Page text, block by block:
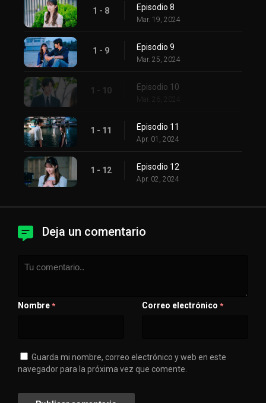
1 - 8 Episodio 8
Mar. 19, 2024
1 - 9 Episodio 9
Mar. 25, 2024
1 - 10 Episodio 10
Mar. 26, 2024
1 - 11 Episodio 11
Apr. 01, 2024
1 - 12 Episodio 12
Apr. 02, 2024
Deja un comentario
Nombre * Correo electrónico *
Guarda mi nombre, correo electrónico y web en este
navegador para la próxima vez que comente.